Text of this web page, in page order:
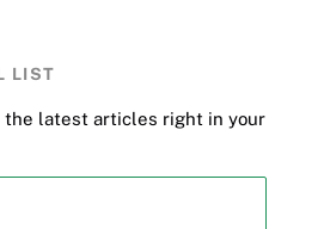
LIST
the latest articles right in your